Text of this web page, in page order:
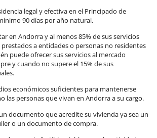
legal y efectiva en el Principado de
90 días por año natural.
en Andorra y al menos 85% de sus servicios
a entidades o personas no residentes
puede ofrecer sus servicios al mercado
y cuando no supere el 15% de sus
económicos suficientes para mantenerse
las personas que vivan en Andorra a su cargo.
documento que acredite su vivienda ya sea un
o un documento de compra.